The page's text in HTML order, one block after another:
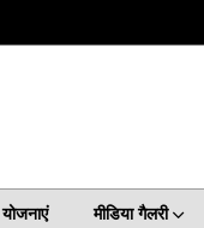
योजनाएं मीडिया गैलरी